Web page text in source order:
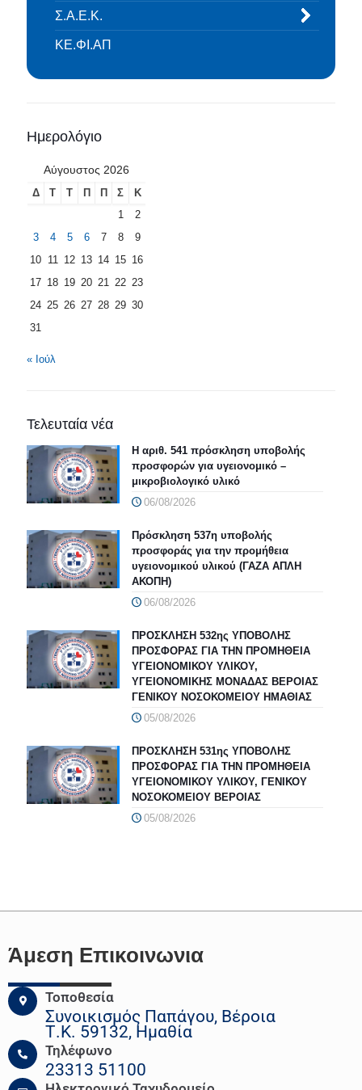
Σ.Α.Ε.Κ.
ΚΕ.ΦΙ.ΑΠ
Ημερολόγιο
Αύγουστος 2026
Δ Τ Τ Π Π Σ
Κ
1
2
3
4 5 6 7 8
9
10 11 12 13 14 15 16
17 18 19 20 21 22 23
24 25 26 27 28 29 30
31
« Ιούλ
Τελευταία νέα
Η αριθ. 541 πρόσκληση υποβολής
προσφορών για υγειονομικό –
μικροβιολογικό υλικό
06/08/2026
Πρόσκληση 537η υποβολής
προσφοράς για την προμήθεια
υγειονομικού υλικού (ΓΑΖΑ ΑΠΛΗ
ΑΚΟΠΗ)
06/08/2026
ΠΡΟΣΚΛΗΣΗ 532ης ΥΠΟΒΟΛΗΣ
ΠΡΟΣΦΟΡΑΣ ΓΙΑ ΤΗΝ ΠΡΟΜΗΘΕΙΑ
ΥΓΕΙΟΝΟΜΙΚΟΥ ΥΛΙΚΟΥ,
ΥΓΕΙΟΝΟΜΙΚΗΣ ΜΟΝΑΔΑΣ ΒΕΡΟΙΑΣ
ΓΕΝΙΚΟΥ ΝΟΣΟΚΟΜΕΙΟΥ ΗΜΑΘΙΑΣ
05/08/2026
ΠΡΟΣΚΛΗΣΗ 531ης ΥΠΟΒΟΛΗΣ
ΠΡΟΣΦΟΡΑΣ ΓΙΑ ΤΗΝ ΠΡΟΜΗΘΕΙΑ
ΥΓΕΙΟΝΟΜΙΚΟΥ ΥΛΙΚΟΥ, ΓΕΝΙΚΟΥ
ΝΟΣΟΚΟΜΕΙΟΥ ΒΕΡΟΙΑΣ
05/08/2026
Άμεση Επικοινωνια
Τοποθεσία
Συνοικισμός Παπάγου, Βέροια
Τ.Κ. 59132, Ημαθία
Τηλέφωνο
23313 51100